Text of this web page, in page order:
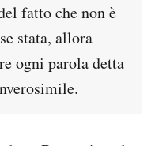
fatto che non è
stata, allora
ogni parola detta